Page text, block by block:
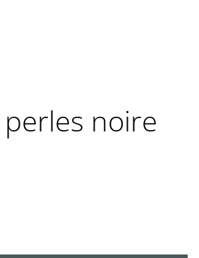
noire